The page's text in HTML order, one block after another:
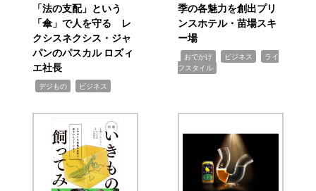
「法の支配」という
「傘」で人を守る レ
クシスネクシス・ジャ
パンのパスカル ロズィ
エ社長
デジもの ビジネス
季の各魅力を創出プリ
ンスホテル・苗場スキ
ー場
おでかけ ビジネス
ライ
フスタイル